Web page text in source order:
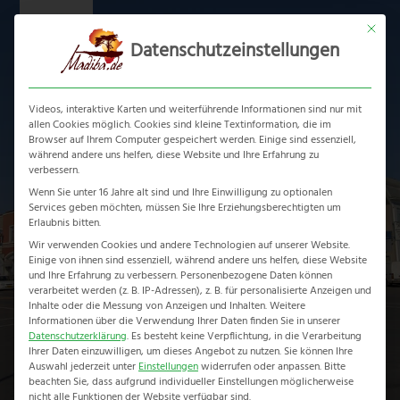
Skip
Swakopmund
Empfehlungen, Tipps &
Home-Namibia Reiseführer-Swakopmund
Mit
Datenschutzeinstellungen
Videos, interaktive Karten und weiterführende Informationen sind nur mit
allen Cookies möglich. Cookies sind kleine Textinformation, die im
Browser auf Ihrem Computer gespeichert werden. Einige sind essenziell,
während andere uns helfen, diese Website und Ihre Erfahrung zu
verbessern.
Wenn Sie unter 16 Jahre alt sind und Ihre Einwilligung zu optionalen
Services geben möchten, müssen Sie Ihre Erziehungsberechtigten um
Erlaubnis bitten.
Wir verwenden Cookies und andere Technologien auf unserer Website.
Einige von ihnen sind essenziell, während andere uns helfen, diese Website
und Ihre Erfahrung zu verbessern. Personenbezogene Daten können
verarbeitet werden (z. B. IP-Adressen), z. B. für personalisierte Anzeigen und
Inhalte oder die Messung von Anzeigen und Inhalten.Weitere
Informationen über die Verwendung Ihrer Daten finden Sie in unserer
Datenschutzerklärung. Es besteht keine Verpflichtung, in die Verarbeitung
Ihrer Daten einzuwilligen, um dieses Angebot zu nutzen. Sie können Ihre
Auswahl jederzeit unterEinstellungenwiderrufen oder anpassen. Bitte
beachten Sie, dass aufgrund individueller Einstellungen möglicherweise